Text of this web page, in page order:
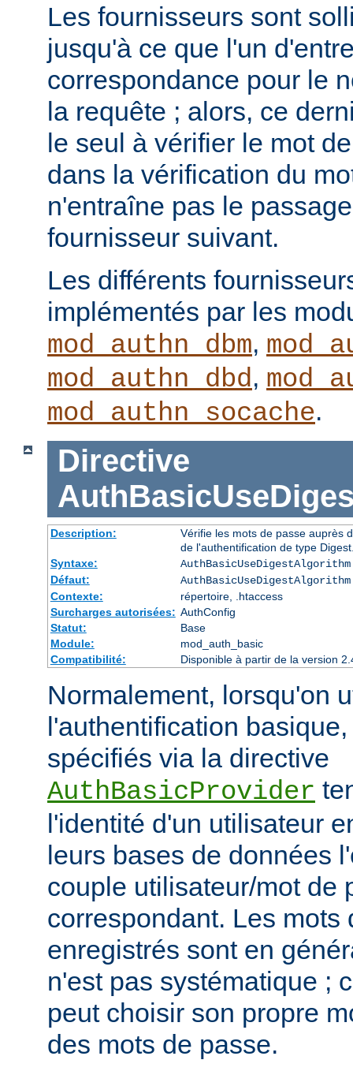
Les fournisseurs sont
jusqu'à ce que l'un
correspondance pour le
la requête ; alors, ce
le seul à vérifier le mot
dans la vérification du
n'entraîne pas le
fournisseur suivant.
Les différents
implémentés par les
mod_authn_dbm,
mod_authn_dbd,
mod_authn_socache.
Directive
Description:
Vérifie les mots de passe auprès
de l'authentification de type
Syntaxe:
Défaut:
Contexte:
répertoire, .htaccess
Surcharges autorisées: AuthConfig
Statut:
Base
Module:
mod_auth_basic
Compatibilité:
Disponible à partir de la version
Normalement, lorsqu'on
l'authentification
spécifiés via la directive
AuthBasicProvider
l'identité d'un utilisateur
leurs bases de données
couple utilisateur/mot de
correspondant. Les mots
enregistrés sont en
n'est pas systématique ;
peut choisir son propre
des mots de passe.